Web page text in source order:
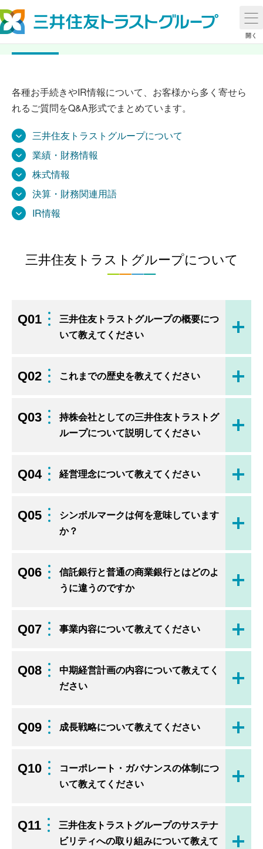
開く
よくあるご質問
各種お手続きやIR情報について、お客様から多く寄せら
れるご質問をQ&A形式でまとめています。
三井住友トラストグループについて
業績・財務情報
株式情報
決算・財務関連用語
IR情報
三井住友トラストグループについて
Q01
三井住友トラストグループの概要につ
いて教えてください
開く
Q02 これまでの歴史を教えてください 開く
Q03
持株会社としての三井住友トラストグ
ループについて説明してください
開く
Q04 経営理念について教えてください 開く
Q05
シンボルマークは何を意味しています
か？
開く
Q06
信託銀行と普通の商業銀行とはどのよ
うに違うのですか
開く
Q07 事業内容について教えてください 開く
Q08
中期経営計画の内容について教えてく
ださい
開く
Q09 成長戦略について教えてください 開く
Q10
コーポレート・ガバナンスの体制につ
いて教えてください
開く
Q11
三井住友トラストグループのサステナ
ビリティへの取り組みについて教えて
開く